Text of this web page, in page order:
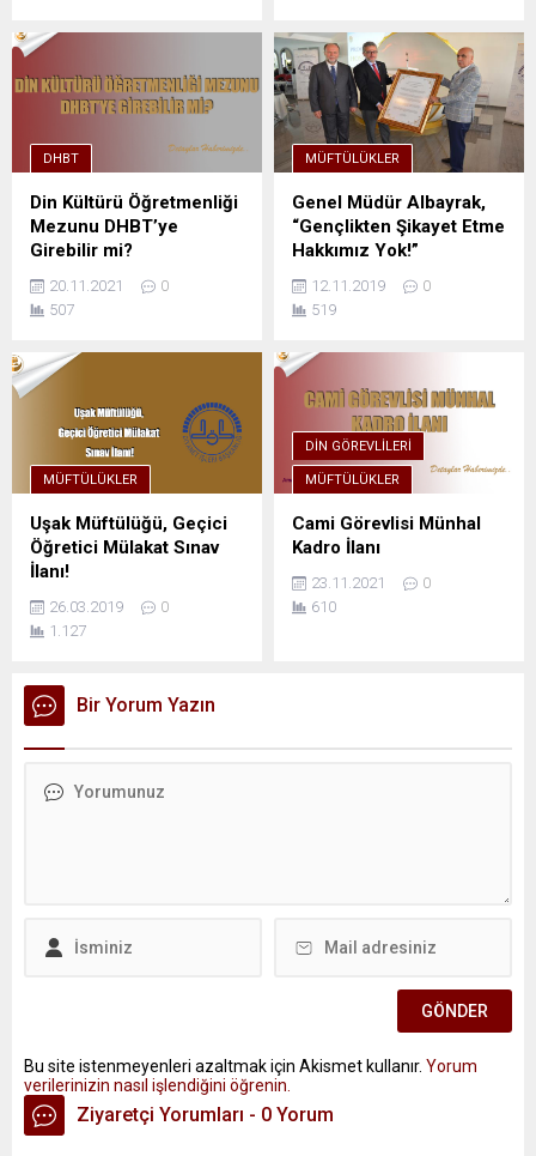
DHBT
Din Kültürü Öğretmenliği
Mezunu DHBT’ye
Girebilir mi?
20.11.2021
0
507
MÜFTÜLÜKLER
Genel Müdür Albayrak,
“Gençlikten Şikayet Etme
Hakkımız Yok!”
12.11.2019
0
519
MÜFTÜLÜKLER
Uşak Müftülüğü, Geçici
Öğretici Mülakat Sınav
İlanı!
26.03.2019
0
1.127
DIN GÖREVLILERI
MÜFTÜLÜKLER
Cami Görevlisi Münhal
Kadro İlanı
23.11.2021
0
610
Bir Yorum Yazın
Bu site istenmeyenleri azaltmak için Akismet kullanır. Yorum
verilerinizin nasıl işlendiğini öğrenin.
Ziyaretçi Yorumları - 0 Yorum